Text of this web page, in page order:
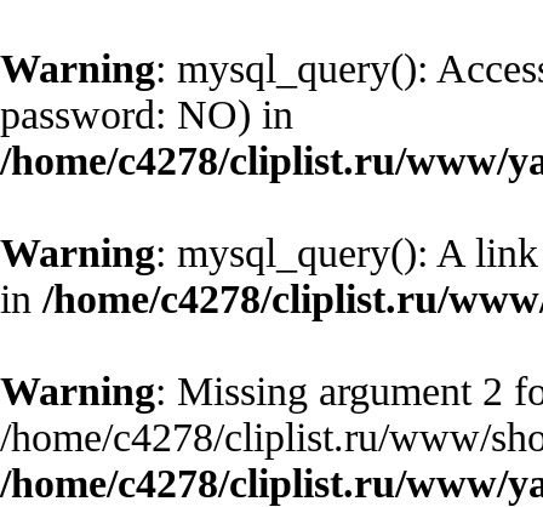
Warning: mysql_query():
password: NO) in
/home/c4278/cliplist.ru/www/
Warning: mysql_query(): A
in /home/c4278/cliplist.ru/
Warning: Missing argument 2
/home/c4278/cliplist.ru/www/
/home/c4278/cliplist.ru/www/